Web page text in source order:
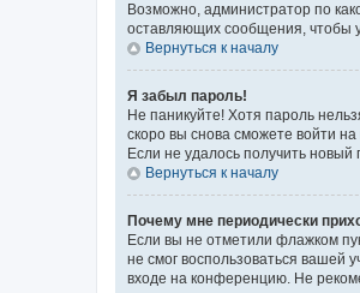
Возможно, администратор по
оставляющих сообщения, чтобы
Вернуться к началу
Я забыл пароль!
Не паникуйте! Хотя пароль
скоро вы снова сможете войти
Если не удалось получить
Вернуться к началу
Почему мне периодически
Если вы не отметили флажком
не смог воспользоваться вашей
входе на конференцию. Не